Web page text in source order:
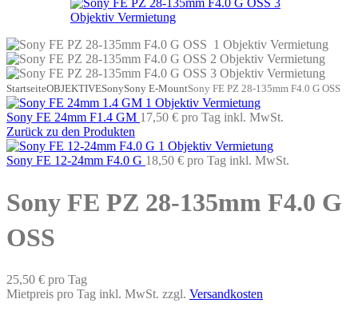
StartseiteOBJEKTIVESonySony E-MountSony FE PZ 28-135mm F4.0 G OSS
Sony FE 24mm F1.4 GM 17,50 € pro Tag inkl. MwSt.
Zurück zu den Produkten
Sony FE 12-24mm F4.0 G 18,50 € pro Tag inkl. MwSt.
Sony FE PZ 28-135mm F4.0 G
OSS
25,50 € pro Tag
Mietpreis pro Tag inkl. MwSt. zzgl. Versandkosten